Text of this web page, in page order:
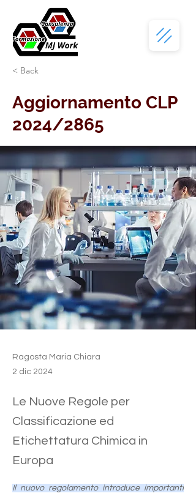
< Back
Aggiornamento CLP
2024/2865
Ragosta Maria Chiara
2 dic 2024
Le Nuove Regole per
Classificazione ed
Etichettatura Chimica in
Europa
Il nuovo regolamento introduce importanti